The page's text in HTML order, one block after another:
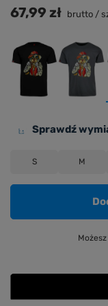
S M
Sprawdź
67,99 zł brutto /